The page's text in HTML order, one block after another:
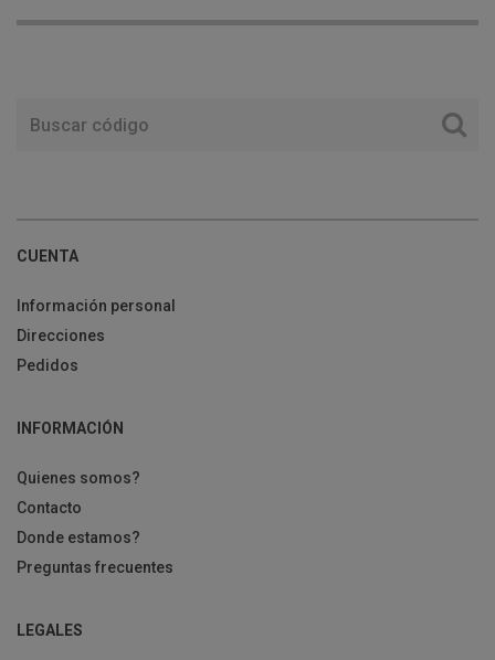
CUENTA
Información personal
Direcciones
Pedidos
INFORMACIÓN
Quienes somos?
Contacto
Donde estamos?
Preguntas frecuentes
LEGALES